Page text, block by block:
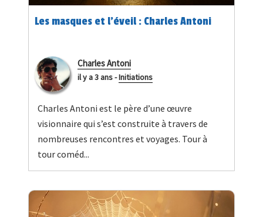
Les masques et l’éveil : Charles Antoni
Charles Antoni
il y a 3 ans-Initiations
Charles Antoni est le père d’une œuvre
visionnaire qui s’est construite à travers de
nombreuses rencontres et voyages. Tour à
tour coméd...